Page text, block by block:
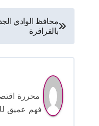
تصفّح
المقالات
بالفرافرة
فهم عميق